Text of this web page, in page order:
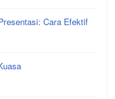
Cara Efektif